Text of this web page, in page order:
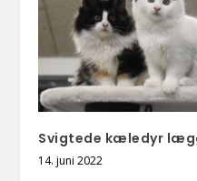
Svigtede kæledyr
14. juni 2022